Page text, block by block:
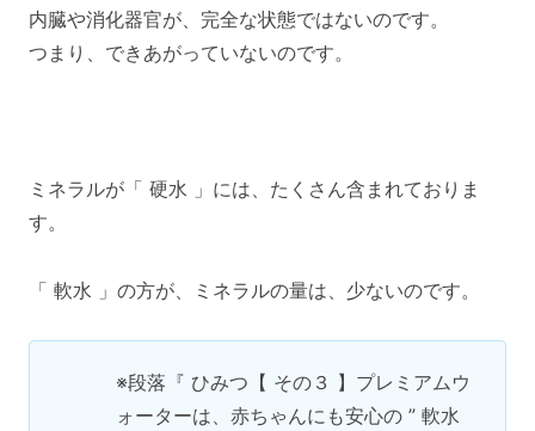
内臓や消化器官が、完全な状態ではないのです。
つまり、できあがっていないのです。
ミネラルが「 硬水 」には、たくさん含まれておりま
す。
「 軟水 」の方が、ミネラルの量は、少ないのです。
※段落『 ひみつ【 その３ 】プレミアムウ
ォーターは、赤ちゃんにも安心の ” 軟水